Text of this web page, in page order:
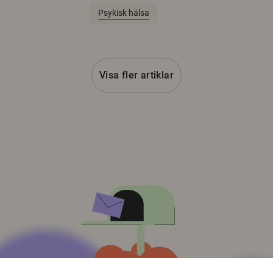
Psykisk hälsa
Visa fler artiklar